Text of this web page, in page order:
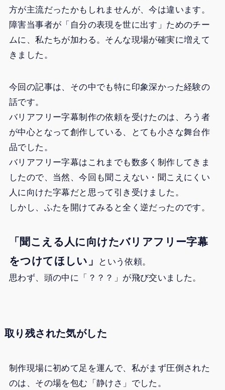
方が主流だったかもしれませんが、今は違います。
障害当事者が「自分の表現を世に出す」ためのチー
ムに、私たちが加わる。そんな現場が確実に増えて
きました。
今回の記事は、その中でも特に印象深かった経験の
話です。
バリアフリー字幕制作の依頼を受けたのは、ろう者
が中心となって創作している、とても小さな舞台作
品でした。
バリアフリー字幕はこれまでも数多く制作してきま
したので、当然、今回も聞こえない・聞こえにくい
人に向けた字幕だと思って引き受けました。
しかし、ふたを開けてみると全く逆だったのです。
「聞こえる人に向けたバリアフリー字幕
をつけてほしい」
という依頼。
思わず、頭の中に「？？？」が飛び交いました。
取り残された気がした
制作現場に初めて足を運んで、私がまず圧倒された
のは、その場を包む「静けさ」でした。